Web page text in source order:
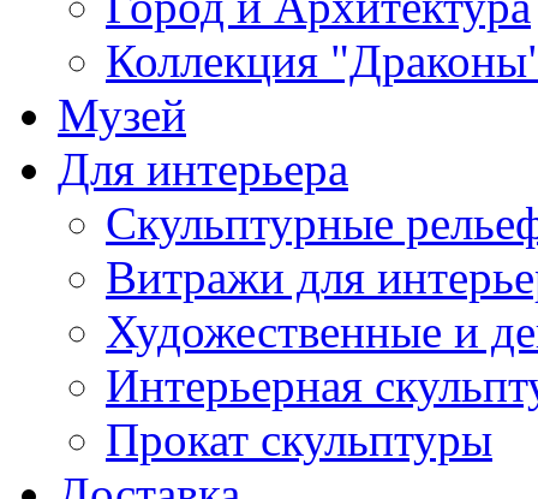
Коллекция
Музей
Для интерьера
Скульптурные
Витражи для
Художественные и
Интерьерная
Прокат скульптуры